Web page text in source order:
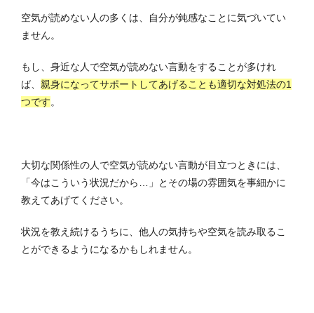
空気が読めない人の多くは、自分が鈍感なことに気づいてい
ません。
もし、身近な人で空気が読めない言動をすることが多けれ
ば、 親身になってサポートしてあげることも適切な対処法の1
つです。
大切な関係性の人で空気が読めない言動が目立つときには、
「今はこういう状況だから…」とその場の雰囲気を事細かに
教えてあげてください。
状況を教え続けるうちに、他人の気持ちや空気を読み取るこ
とができるようになるかもしれません。